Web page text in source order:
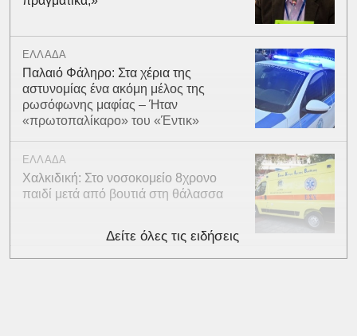
ΕΛΛΑΔΑ
Παλαιό Φάληρο: Στα χέρια της
αστυνομίας ένα ακόμη μέλος της
ρωσόφωνης μαφίας – Ήταν
«πρωτοπαλίκαρο» του «Έντικ»
ΕΛΛΑΔΑ
Χαλκιδική: Στο νοσοκομείο 8χρονο
παιδί μετά από βουτιά στη θάλασσα
Δείτε όλες τις ειδήσεις